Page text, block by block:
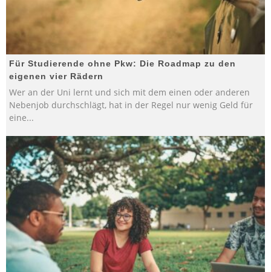
Für Studierende ohne Pkw: Die Roadmap zu den
eigenen vier Rädern
Wer an der Uni lernt und sich mit dem einen oder anderen
Nebenjob durchschlägt, hat in der Regel nur wenig Geld für
eine...